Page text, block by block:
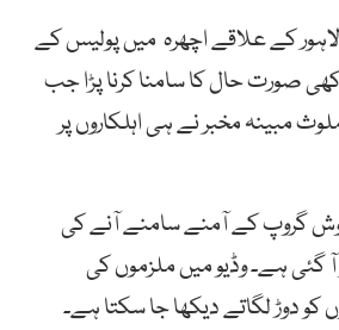
کے علاقے اچھرہ میںپولیسکے
صورتحالکاسامناکرناپڑاجب
مبینہمخبرنےہیاہلکاروںپر
گروپکےآمنےسامنےآنےکی
آگئی ہے۔ وڈیو میںملزموںکی
کودوڑلگاتےدیکھاجاسکتاہے۔